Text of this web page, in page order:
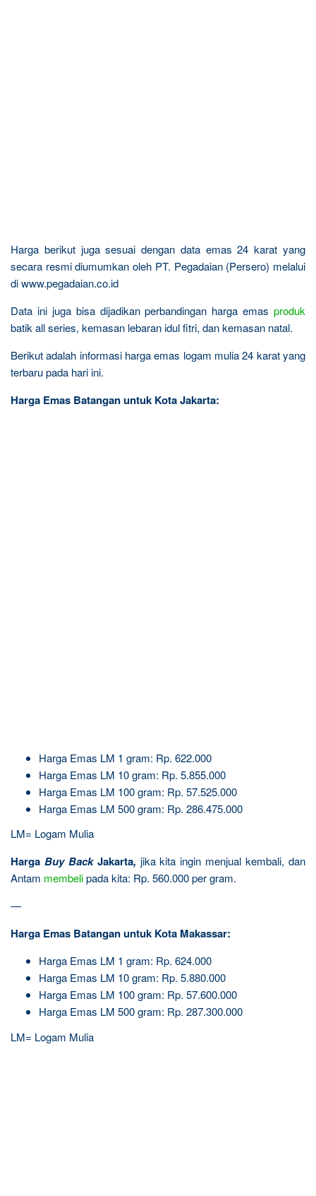
Harga berikut juga sesuai dengan data emas 24 karat yang
secara resmi diumumkan oleh PT. Pegadaian (Persero) melalui
di www.pegadaian.co.id
Data ini juga bisa dijadikan perbandingan harga emas produk
batik all series, kemasan lebaran idul fitri, dan kemasan natal.
Berikut adalah informasi harga emas logam mulia 24 karat yang
terbaru pada hari ini.
Harga Emas Batangan untuk Kota Jakarta:
Harga Emas LM 1 gram: Rp. 622.000
Harga Emas LM 10 gram: Rp. 5.855.000
Harga Emas LM 100 gram: Rp. 57.525.000
Harga Emas LM 500 gram: Rp. 286.475.000
LM= Logam Mulia
Harga Buy Back Jakarta, jika kita ingin menjual kembali, dan
Antam membelipada kita: Rp. 560.000 per gram.
—
Harga Emas Batangan untuk Kota Makassar:
Harga Emas LM 1 gram: Rp. 624.000
Harga Emas LM 10 gram: Rp. 5.880.000
Harga Emas LM 100 gram: Rp. 57.600.000
Harga Emas LM 500 gram: Rp. 287.300.000
LM= Logam Mulia